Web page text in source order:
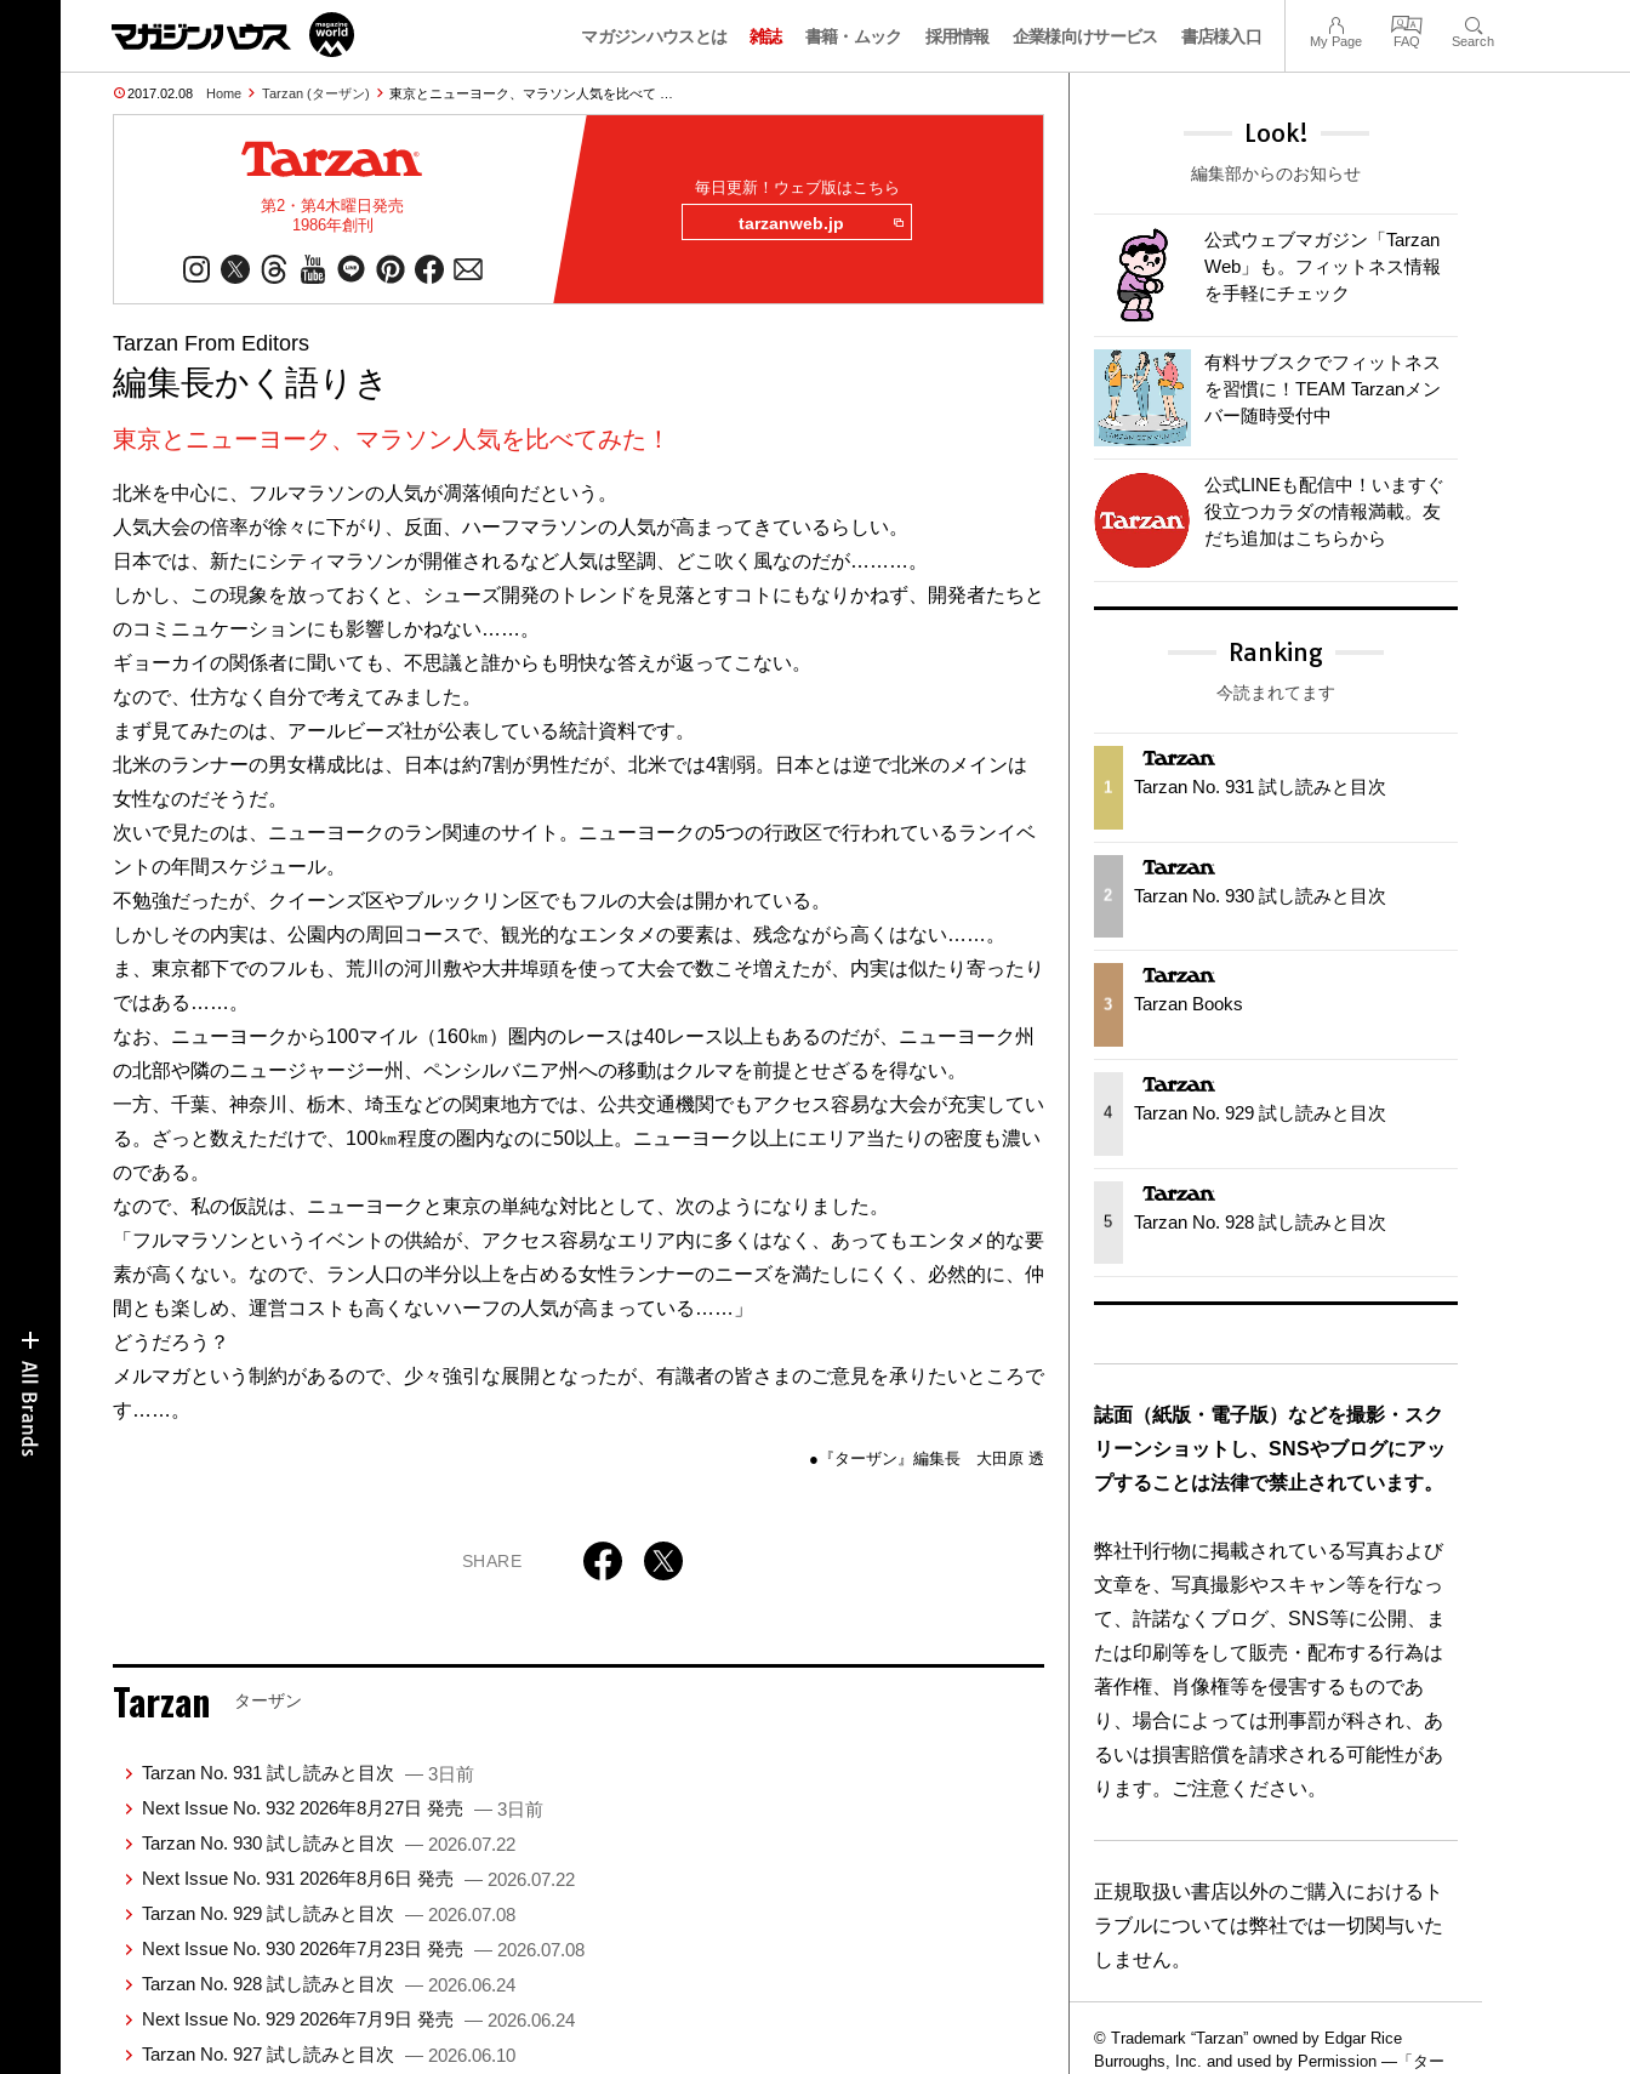
マガジンハウスとは 雑誌 書籍・ムック 採用情報 企業様向けサービス 書店様入口 My Page FAQ Search
2017.02.08 Home Tarzan (ターザン) 東京とニューヨーク、マラソン人気を比べて …
第2・第4木曜日発売
1986年創刊
毎日更新！ウェブ版はこちら
tarzanweb.jp
Tarzan From Editors
編集長かく語りき
東京とニューヨーク、マラソン人気を比べてみた！
北米を中心に、フルマラソンの人気が凋落傾向だという。
人気大会の倍率が徐々に下がり、反面、ハーフマラソンの人気が高まってきているらしい。
日本では、新たにシティマラソンが開催されるなど人気は堅調、どこ吹く風なのだが………。
しかし、この現象を放っておくと、シューズ開発のトレンドを見落とすコトにもなりかねず、開発者たちと
のコミニュケーションにも影響しかねない……。
ギョーカイの関係者に聞いても、不思議と誰からも明快な答えが返ってこない。
なので、仕方なく自分で考えてみました。
まず見てみたのは、アールビーズ社が公表している統計資料です。
北米のランナーの男女構成比は、日本は約7割が男性だが、北米では4割弱。日本とは逆で北米のメインは
女性なのだそうだ。
次いで見たのは、ニューヨークのラン関連のサイト。ニューヨークの5つの行政区で行われているランイベ
ントの年間スケジュール。
不勉強だったが、クイーンズ区やブルックリン区でもフルの大会は開かれている。
しかしその内実は、公園内の周回コースで、観光的なエンタメの要素は、残念ながら高くはない……。
ま、東京都下でのフルも、荒川の河川敷や大井埠頭を使って大会で数こそ増えたが、内実は似たり寄ったり
ではある……。
なお、ニューヨークから100マイル（160㎞）圏内のレースは40レース以上もあるのだが、ニューヨーク州
の北部や隣のニュージャージー州、ペンシルバニア州への移動はクルマを前提とせざるを得ない。
一方、千葉、神奈川、栃木、埼玉などの関東地方では、公共交通機関でもアクセス容易な大会が充実してい
る。ざっと数えただけで、100㎞程度の圏内なのに50以上。ニューヨーク以上にエリア当たりの密度も濃い
のである。
なので、私の仮説は、ニューヨークと東京の単純な対比として、次のようになりました。
「フルマラソンというイベントの供給が、アクセス容易なエリア内に多くはなく、あってもエンタメ的な要
素が高くない。なので、ラン人口の半分以上を占める女性ランナーのニーズを満たしにくく、必然的に、仲
間とも楽しめ、運営コストも高くないハーフの人気が高まっている……」
どうだろう？
メルマガという制約があるので、少々強引な展開となったが、有識者の皆さまのご意見を承りたいところで
す……。
●『ターザン』編集長 大田原 透
SHARE
Tarzan ターザン
Tarzan No. 931 試し読みと目次 — 3日前
Next Issue No. 932 2026年8月27日 発売 — 3日前
Tarzan No. 930 試し読みと目次 — 2026.07.22
Next Issue No. 931 2026年8月6日 発売 — 2026.07.22
Tarzan No. 929 試し読みと目次 — 2026.07.08
Next Issue No. 930 2026年7月23日 発売 — 2026.07.08
Tarzan No. 928 試し読みと目次 — 2026.06.24
Next Issue No. 929 2026年7月9日 発売 — 2026.06.24
Tarzan No. 927 試し読みと目次 — 2026.06.10
Look!
編集部からのお知らせ
公式ウェブマガジン「Tarzan
Web」も。フィットネス情報
を手軽にチェック
有料サブスクでフィットネス
を習慣に！TEAM Tarzanメン
バー随時受付中
公式LINEも配信中！いますぐ
役立つカラダの情報満載。友
だち追加はこちらから
Ranking
今読まれてます
1 Tarzan No. 931 試し読みと目次
2 Tarzan No. 930 試し読みと目次
3 Tarzan Books
4 Tarzan No. 929 試し読みと目次
5 Tarzan No. 928 試し読みと目次
誌面（紙版・電子版）などを撮影・スク
リーンショットし、SNSやブログにアッ
プすることは法律で禁止されています。
弊社刊行物に掲載されている写真および
文章を、写真撮影やスキャン等を行なっ
て、許諾なくブログ、SNS等に公開、ま
たは印刷等をして販売・配布する行為は
著作権、肖像権等を侵害するものであ
り、場合によっては刑事罰が科され、あ
るいは損害賠償を請求される可能性があ
ります。ご注意ください。
正規取扱い書店以外のご購入におけるト
ラブルについては弊社では一切関与いた
しません。
© Trademark “Tarzan” owned by Edgar Rice
Burroughs, Inc. and used by Permission —「ター